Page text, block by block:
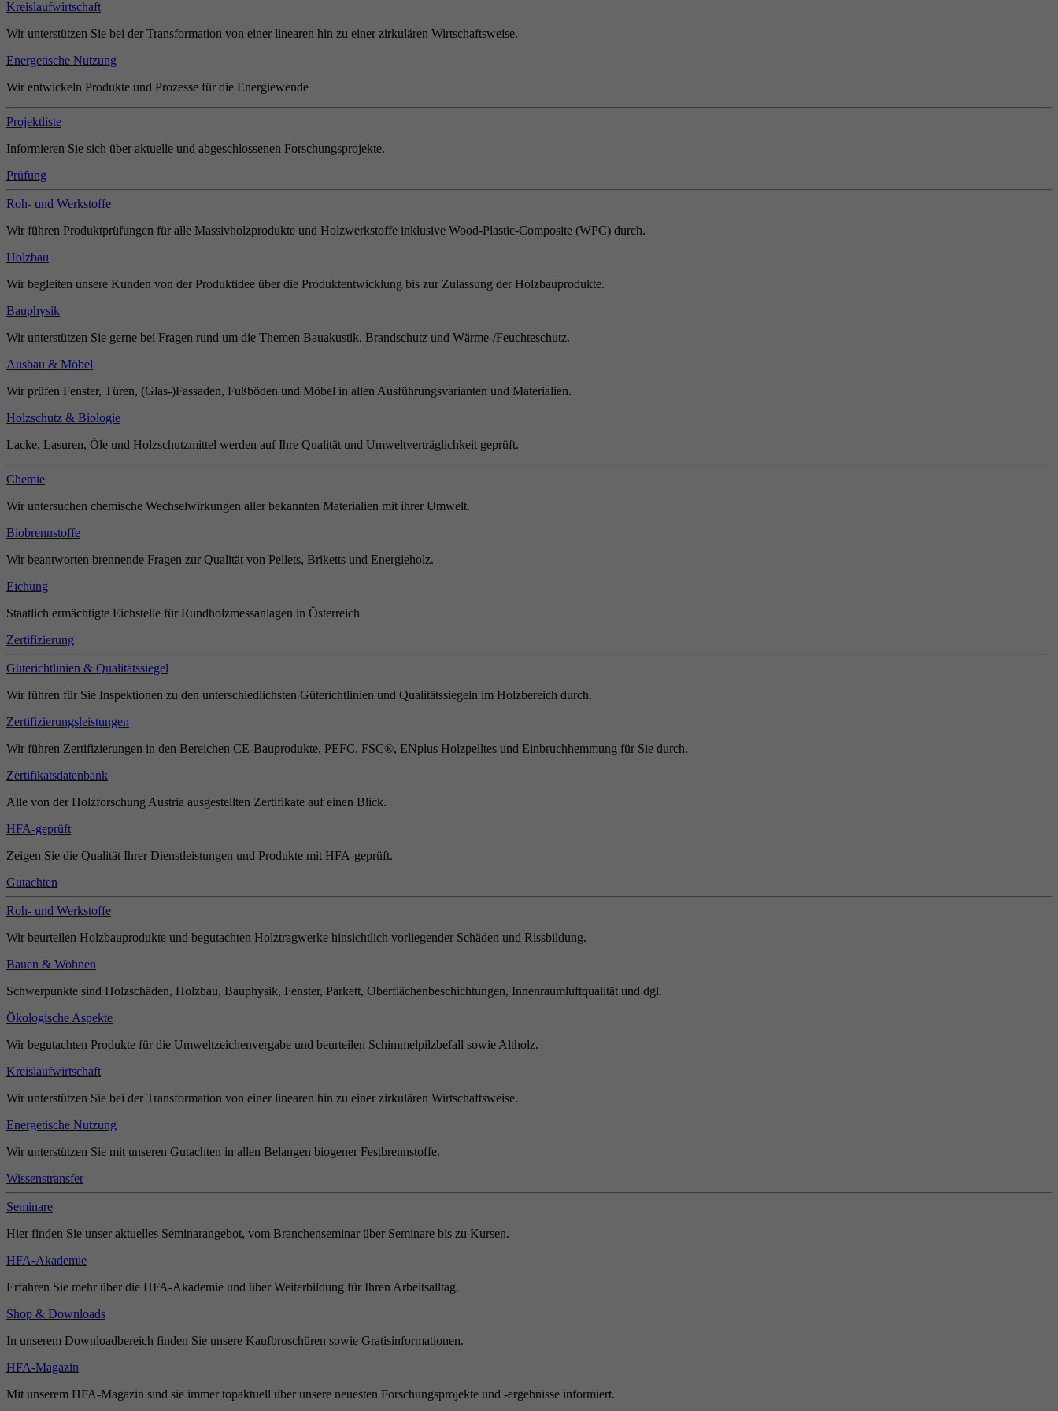
Kreislaufwirtschaft
Wir unterstützen Sie bei der Transformation von einer linearen hin zu einer zirkulären Wirtschaftsweise.
Energetische Nutzung
Wir entwickeln Produkte und Prozesse für die Energiewende
Projektliste
Informieren Sie sich über aktuelle und abgeschlossenen Forschungsprojekte.
Prüfung
Roh- und Werkstoffe
Wir führen Produktprüfungen für alle Massivholzprodukte und Holzwerkstoffe inklusive Wood-Plastic-Composite (WPC) durch.
Holzbau
Wir begleiten unsere Kunden von der Produktidee über die Produktentwicklung bis zur Zulassung der Holzbauprodukte.
Bauphysik
Wir unterstützen Sie gerne bei Fragen rund um die Themen Bauakustik, Brandschutz und Wärme-/Feuchteschutz.
Ausbau & Möbel
Wir prüfen Fenster, Türen, (Glas-)Fassaden, Fußböden und Möbel in allen Ausführungsvarianten und Materialien.
Holzschutz & Biologie
Lacke, Lasuren, Öle und Holzschutzmittel werden auf Ihre Qualität und Umweltverträglichkeit geprüft.
Chemie
Wir untersuchen chemische Wechselwirkungen aller bekannten Materialien mit ihrer Umwelt.
Biobrennstoffe
Wir beantworten brennende Fragen zur Qualität von Pellets, Briketts und Energieholz.
Eichung
Staatlich ermächtigte Eichstelle für Rundholzmessanlagen in Österreich
Zertifizierung
Güterichtlinien & Qualitätssiegel
Wir führen für Sie Inspektionen zu den unterschiedlichsten Güterichtlinien und Qualitätssiegeln im Holzbereich durch.
Zertifizierungsleistungen
Wir führen Zertifizierungen in den Bereichen CE-Bauprodukte, PEFC, FSC®, ENplus Holzpelltes und Einbruchhemmung für Sie durch.
Zertifikatsdatenbank
Alle von der Holzforschung Austria ausgestellten Zertifikate auf einen Blick.
HFA-geprüft
Zeigen Sie die Qualität Ihrer Dienstleistungen und Produkte mit HFA-geprüft.
Gutachten
Roh- und Werkstoffe
Wir beurteilen Holzbauprodukte und begutachten Holztragwerke hinsichtlich vorliegender Schäden und Rissbildung.
Bauen & Wohnen
Schwerpunkte sind Holzschäden, Holzbau, Bauphysik, Fenster, Parkett, Oberflächenbeschichtungen, Innenraumluftqualität und dgl.
Ökologische Aspekte
Wir begutachten Produkte für die Umweltzeichenvergabe und beurteilen Schimmelpilzbefall sowie Altholz.
Kreislaufwirtschaft
Wir unterstützen Sie bei der Transformation von einer linearen hin zu einer zirkulären Wirtschaftsweise.
Energetische Nutzung
Wir unterstützen Sie mit unseren Gutachten in allen Belangen biogener Festbrennstoffe.
Wissenstransfer
Seminare
Hier finden Sie unser aktuelles Seminarangebot, vom Branchenseminar über Seminare bis zu Kursen.
HFA-Akademie
Erfahren Sie mehr über die HFA-Akademie und über Weiterbildung für Ihren Arbeitsalltag.
Shop & Downloads
In unserem Downloadbereich finden Sie unsere Kaufbroschüren sowie Gratisinformationen.
HFA-Magazin
Mit unserem HFA-Magazin sind sie immer topaktuell über unsere neuesten Forschungsprojekte und -ergebnisse informiert.